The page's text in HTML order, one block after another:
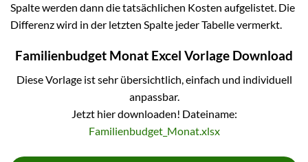
Spalte werden dann die tatsächlichen Kosten aufgelistet. Die
Differenz wird in der letzten Spalte jeder Tabelle vermerkt.
Familienbudget Monat Excel Vorlage Download
Diese Vorlage ist sehr übersichtlich, einfach und individuell
anpassbar.
Jetzt hier downloaden! Dateiname:
Familienbudget_Monat.xlsx